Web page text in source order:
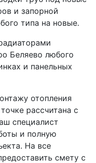
и запорной
типа на новые.
Беляево любого
и панельных
отопления
рассчитана с
специалист
и полную
На все
смету с